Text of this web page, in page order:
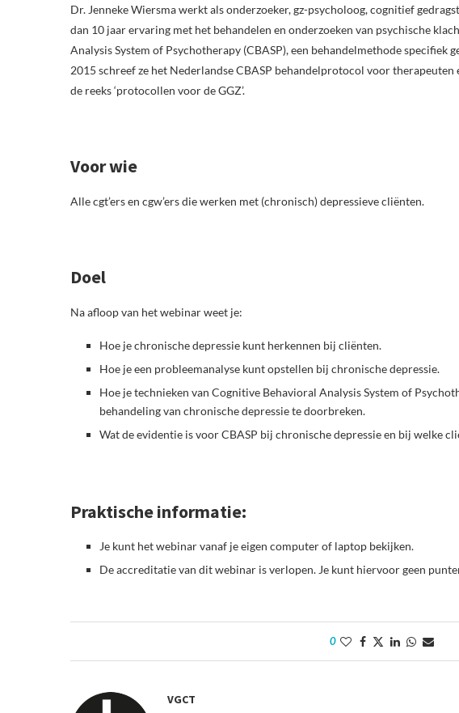
Dr. Jenneke Wiersma werkt als onderzoeker, gz-psycholoog, cognitief
dan 10 jaar ervaring met het behandelen en onderzoeken van psychische
Analysis System of Psychotherapy (CBASP), een behandelmethode specifiek
2015 schreef ze het Nederlandse CBASP behandelprotocol voor
de reeks ‘protocollen voor de GGZ’.
Voor wie
Alle cgt’ers en cgw’ers die werken met (chronisch) depressieve cliënten.
Doel
Na afloop van het webinar weet je:
Hoe je chronische depressie kunt herkennen bij cliënten.
Hoe je een probleemanalyse kunt opstellen bij chronische depressie.
Hoe je technieken van Cognitive Behavioral Analysis System of
behandeling van chronische depressie te doorbreken.
Wat de evidentie is voor CBASP bij chronische depressie en bij welke
Praktische informatie:
Je kunt het webinar vanaf je eigen computer of laptop bekijken.
De accreditatie van dit webinar is verlopen. Je kunt hiervoor geen
0
VGCT